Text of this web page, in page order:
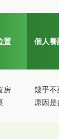
置 個人養
房
幾乎不
原因